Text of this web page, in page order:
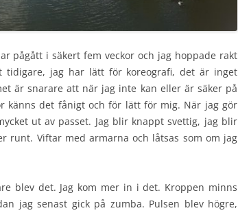
pågått i säkert fem veckor och jag hoppade rakt
tidigare, jag har lätt för koreografi, det är inget
är snarare att när jag inte kan eller är säker på
känns det fånigt och för lätt för mig. När jag gör
ut av passet. Jag blir knappt svettig, jag blir
runt. Viftar med armarna och låtsas som om jag
blev det. Jag kom mer in i det. Kroppen minns
jag senast gick på zumba. Pulsen blev högre,